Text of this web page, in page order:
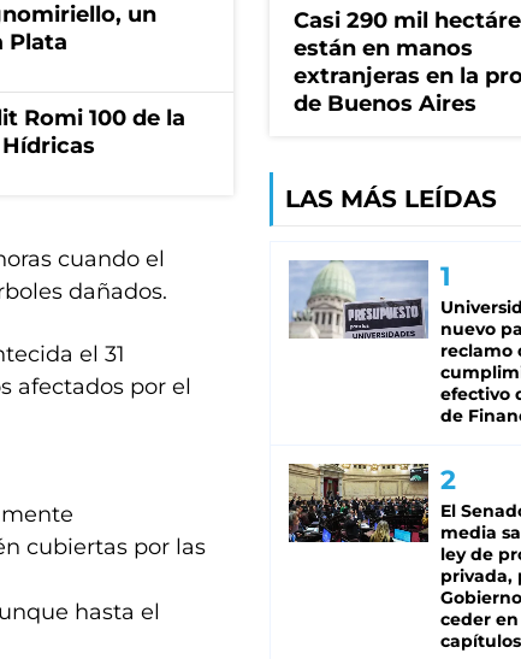
un
Plata
Romi 100 de la
cuando el
dañados.
el 31
afectados por el
cubiertas por las
hasta el
Casi 290 mil
están en manos
extranjeras en la
de Buenos Aires
LAS MÁS LEÍDAS
nuevo
reclamo
efectivo
de
El
media
ley de
privada,
ceder
capítulos